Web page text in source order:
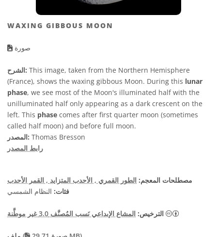
WAXING GIBBOUS MOON
صورة
الشرح: This image, taken from the Northern Hemisphere
(France), shows the waxing gibbous Moon. During this lunar
phase, we see most of the Moon's illuminated half with the
unilluminated half only appearing as a dark crescent on the
left. This phase comes after first quarter moon (sometimes
called half moon) and before full moon.
المصدر: Thomas Bresson
رابط المصدر
مصطلحات المعجم: الطور القمري , الأحدب المتزايد , القمر الأحدب
فئات: النظام الشمسي
الترخيص: المشاع الإبداعي نَسب المُصنَّف 3.0 غير موطَّنة